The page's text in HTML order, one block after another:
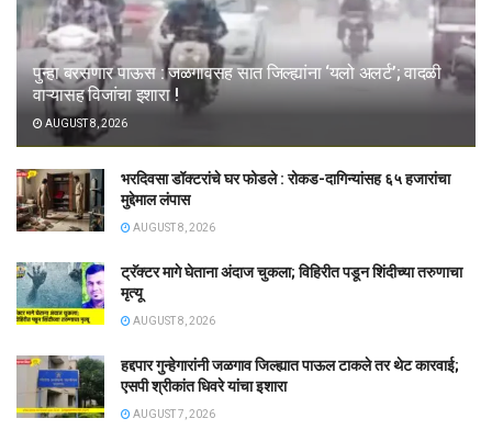
पुन्हा बरसणार पाऊस : जळगावसह सात जिल्ह्यांना ‘यलो अलर्ट’; वादळी
वाऱ्यासह विजांचा इशारा !
AUGUST 8, 2026
भरदिवसा डॉक्टरांचे घर फोडले : रोकड-दागिन्यांसह ६५ हजारांचा
मुद्देमाल लंपास
AUGUST 8, 2026
ट्रॅक्टर मागे घेताना अंदाज चुकला; विहिरीत पडून शिंदीच्या तरुणाचा
मृत्यू
AUGUST 8, 2026
हद्दपार गुन्हेगारांनी जळगाव जिल्ह्यात पाऊल टाकले तर थेट कारवाई;
एसपी श्रीकांत धिवरे यांचा इशारा
AUGUST 7, 2026